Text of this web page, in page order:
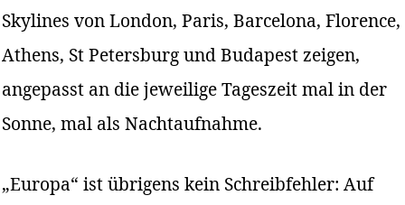
Skylines von London, Paris, Barcelona, Florence,
Athens, St Petersburg und Budapest zeigen,
angepasst an die jeweilige Tageszeit mal in der
Sonne, mal als Nachtaufnahme.
„Europa“ ist übrigens kein Schreibfehler: Auf